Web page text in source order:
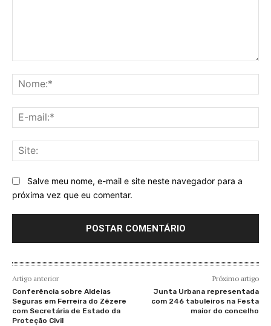
Salve meu nome, e-mail e site neste navegador para a
próxima vez que eu comentar.
Artigo anterior
Conferência sobre Aldeias
Seguras em Ferreira do Zêzere
com Secretária de Estado da
Proteção Civil
Próximo artigo
Junta Urbana representada
com 246 tabuleiros na Festa
maior do concelho